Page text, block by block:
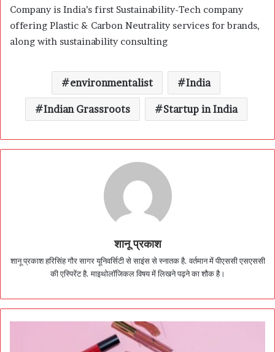
Company is India’s first Sustainability-Tech company
offering Plastic & Carbon Neutrality services for brands,
along with sustainability consulting
environmentalist India
Indian Grassroots Startup in India
शानू प्रकाश
शानू प्रकाश हरिसिंह गौर सागर यूनिवर्सिटी से साइंस से स्नातक है. वर्तमान में पीएससी एसएससी
की एस्पिरेंट है. माइथोलॉजिकल विषय में लिखने पढ़ने का शौक है।